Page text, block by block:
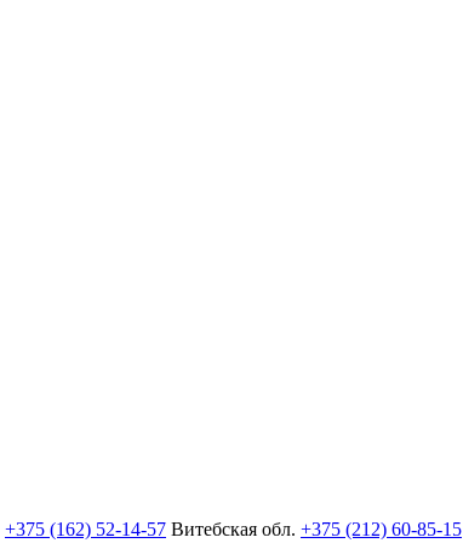
+375 (162) 52-14-57 Витебская обл. +375 (212) 60-85-15